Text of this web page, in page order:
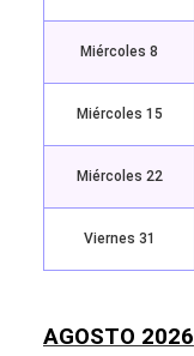
Miércoles 8
Miércoles 15
Miércoles 22
Viernes 31
AGOSTO 2026